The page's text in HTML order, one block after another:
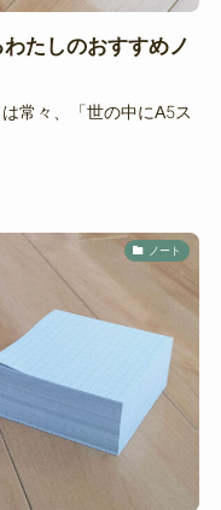
たしのおすすめノ
常々、「世の中にA5ス
ノート